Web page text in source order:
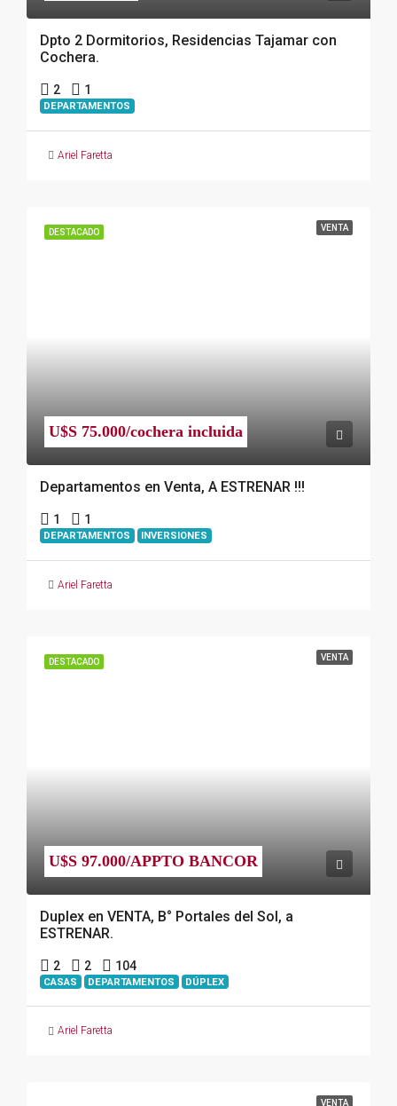
Dpto 2 Dormitorios, Residencias Tajamar con
Cochera.
2 1
DEPARTAMENTOS
Ariel Faretta
DESTACADO VENTA
U$S 75.000/cochera incluida
Departamentos en Venta, A ESTRENAR !!!
1 1
DEPARTAMENTOS INVERSIONES
Ariel Faretta
DESTACADO VENTA
U$S 97.000/APPTO BANCOR
Duplex en VENTA, B° Portales del Sol, a
ESTRENAR.
2 2 104
CASAS DEPARTAMENTOS DÚPLEX
Ariel Faretta
VENTA